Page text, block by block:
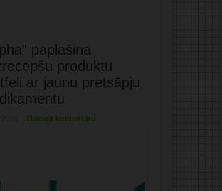
paplašina
produktu
ar jaunu pretsāpju
Rakstīt komentāru